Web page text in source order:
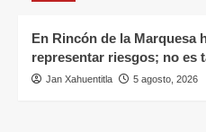
En Rincón de la Marquesa
representar riesgos; no es
Jan Xahuentitla 5 agosto, 2026